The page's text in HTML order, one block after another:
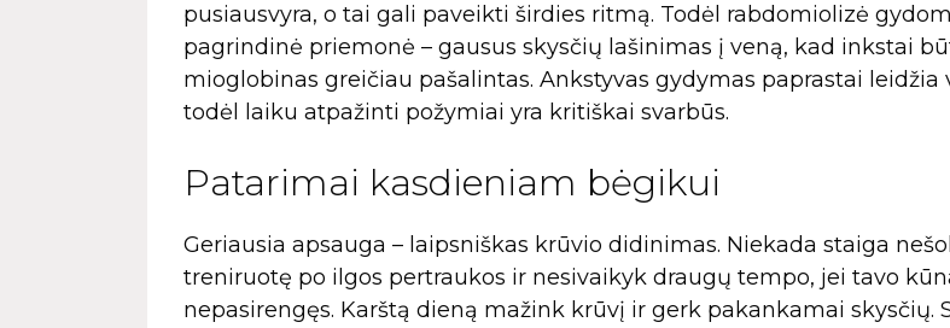
pusiausvyra, o tai gali paveikti širdies ritmą. Todėl rabdomiolizė
pagrindinė priemonė – gausus skysčių lašinimas į veną, kad inkstai
mioglobinas greičiau pašalintas. Ankstyvas gydymas paprastai leidžia
todėl laiku atpažinti požymiai yra kritiškai svarbūs.
Patarimai kasdieniam bėgikui
Geriausia apsauga – laipsniškas krūvio didinimas. Niekada staiga
treniruotę po ilgos pertraukos ir nesivaikyk draugų tempo, jei tavo
nepasirengęs. Karštą dieną mažink krūvį ir gerk pakankamai skysčių.